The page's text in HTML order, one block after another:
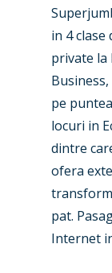
in 4 clase
private la
pe
locuri in
dintre
ofera
pat.
Internet